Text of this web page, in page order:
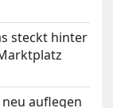
steckt hinter
auflegen